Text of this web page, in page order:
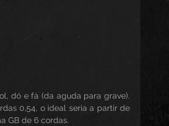
dó e fá (da aguda para grave).
0,54, o ideal seria a partir de
GB de 6 cordas.